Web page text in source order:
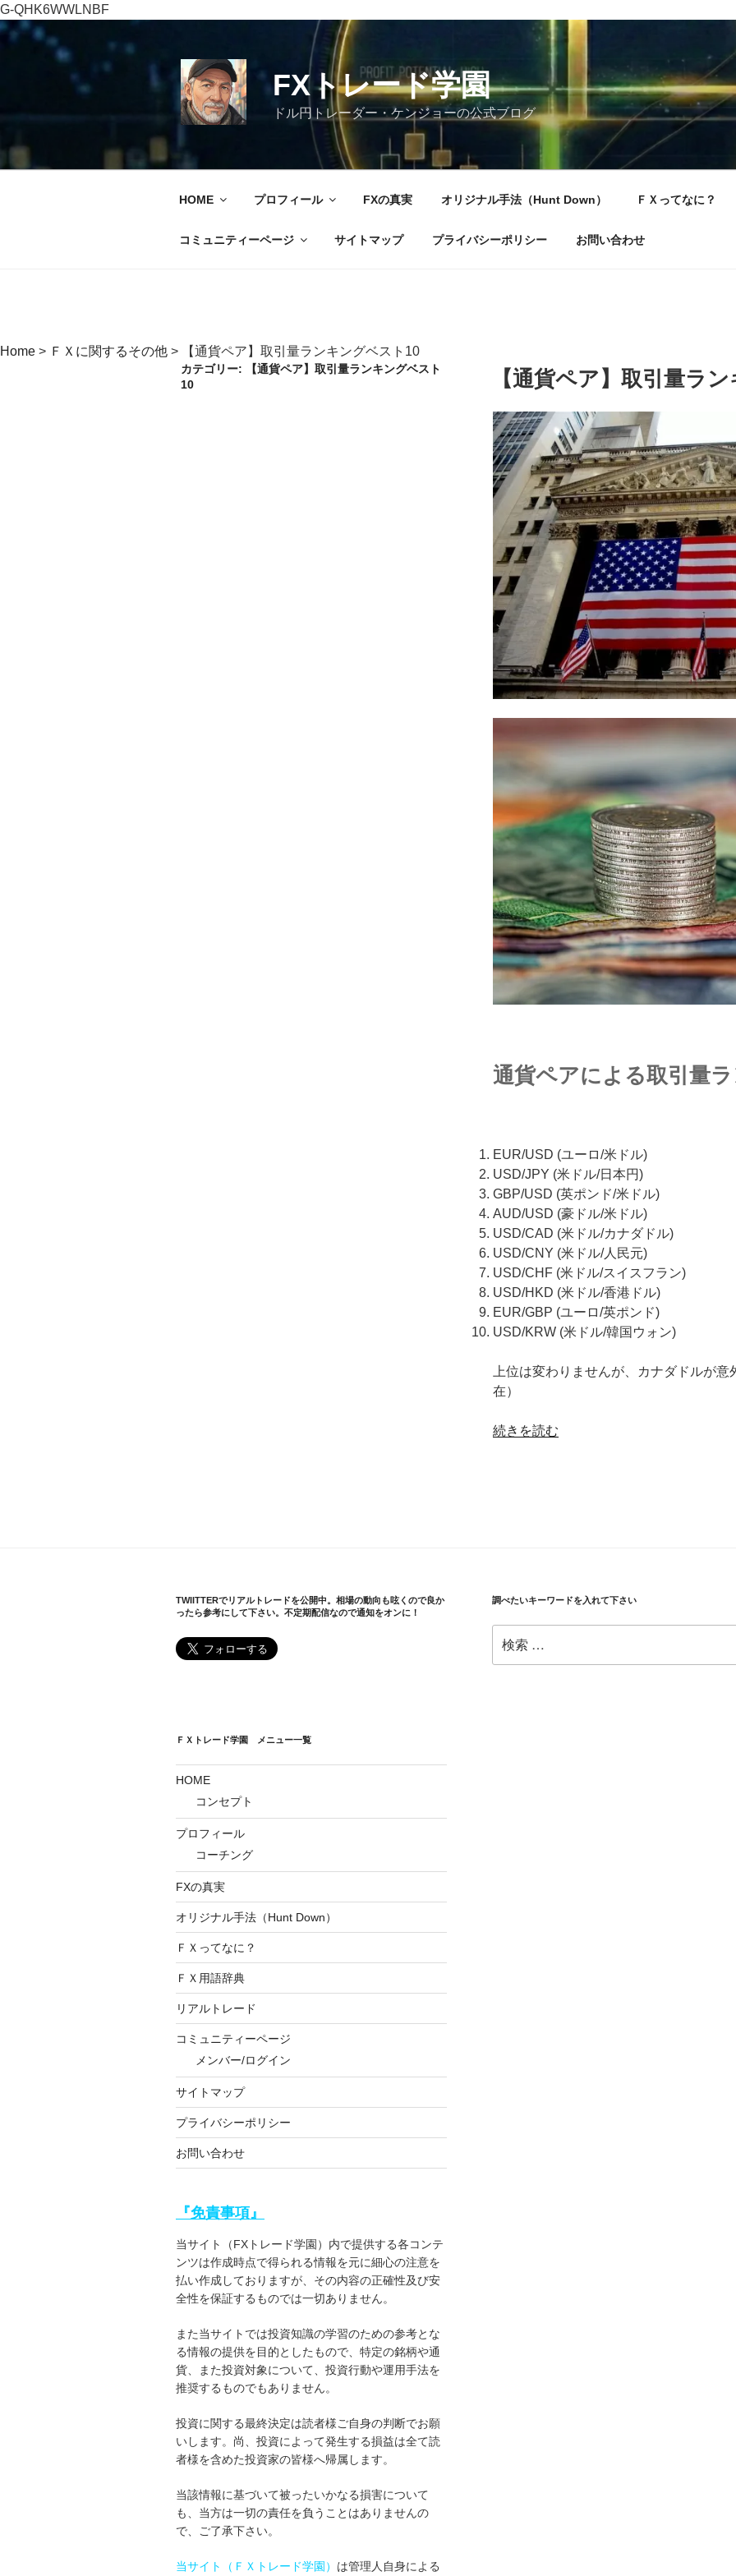
G-QHK6WWLNBF
コ
ス
キ
FXトレード学園
ドル円トレーダー・ケンジョーの公式ブログ
HOME プロフィール FXの真実 オリジナル手法（Hunt Down） ＦＸってなに？
コミュニティーページ サイトマップ プライバシーポリシー お問い合わせ
Home > ＦＸに関するその他 > 【通貨ペア】取引量ランキングベスト10
カテゴリー:
【通貨ペア】取引量ランキングベスト
10
【通貨ペア】取引量ラ
通貨ペアによる取引量
EUR/USD (ユーロ/米ドル)
USD/JPY (米ドル/日本円)
GBP/USD (英ポンド/米ドル)
AUD/USD (豪ドル/米ドル)
USD/CAD (米ドル/カナダドル)
USD/CNY (米ドル/人民元)
USD/CHF (米ドル/スイスフラン)
USD/HKD (米ドル/香港ドル)
EUR/GBP (ユーロ/英ポンド)
USD/KRW (米ドル/韓国ウォン)
上位は変わりませんが、カナダドルが
在）
“【通
キ
ン
グ
ベ
続きを読む
TWIITTERでリアルトレードを公開中。相場の動向も呟くので良か
ったら参考にして下さい。不定期配信なので通知をオンに！
ＦＸトレード学園 メニュー一覧
HOME
コンセプト
プロフィール
コーチング
FXの真実
オリジナル手法（Hunt Down）
ＦＸってなに？
ＦＸ用語辞典
リアルトレード
コミュニティーページ
メンバー/ログイン
サイトマップ
プライバシーポリシー
お問い合わせ
『免責事項』
当サイト（FXトレード学園）内で提供する各コンテ
ンツは作成時点で得られる情報を元に細心の注意を
払い作成しておりますが、その内容の正確性及び安
全性を保証するものでは一切ありません。
また当サイトでは投資知識の学習のための参考とな
る情報の提供を目的としたもので、特定の銘柄や通
貨、また投資対象について、投資行動や運用手法を
推奨するものでもありません。
投資に関する最終決定は読者様ご自身の判断でお願
いします。尚、投資によって発生する損益は全て読
者様を含めた投資家の皆様へ帰属します。
当該情報に基づいて被ったいかなる損害について
も、当方は一切の責任を負うことはありませんの
で、ご了承下さい。
当サイト（ＦＸトレード学園） は管理人自身による
調べたいキーワードを入れて下さい
索: